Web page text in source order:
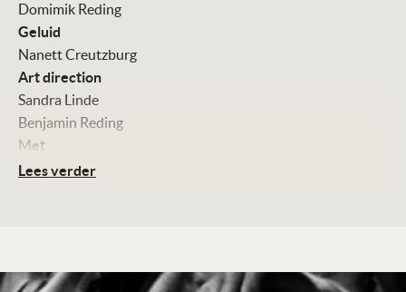
Domimik Reding
Geluid
Nanett Creutzburg
Art direction
Sandra Linde
Benjamin Reding
Met
Sascha Backhaus
Lees verder